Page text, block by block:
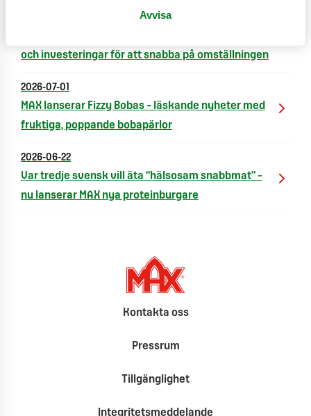
Avvisa
och investeringar för att snabba på omställningen
2026-07-01
MAX lanserar Fizzy Bobas – läskande nyheter med
fruktiga, poppande bobapärlor
2026-06-22
Var tredje svensk vill äta “hälsosam snabbmat” –
nu lanserar MAX nya proteinburgare
Kontakta oss
Pressrum
Tillgänglighet
Integritetsmeddelande